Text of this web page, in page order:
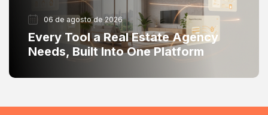
06 de agosto de 2026
Every Tool a Real Estate Agency
Needs, Built Into One Platform